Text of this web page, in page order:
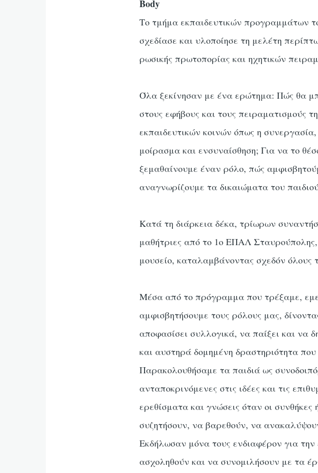
Body
Το τμήμα εκπαιδευτικών προγραμμάτων
σχεδίασε και υλοποίησε τη μελέτη
ρωσικής πρωτοπορίας και ηχητικών
Όλα ξεκίνησαν με ένα ερώτημα: Πώς θα
στους εφήβους και τους πειραματισμούς
εκπαιδευτικών κοινών όπως η
μοίρασμα και ενσυναίσθηση; Για να το
ξεμαθαίνουμε έναν ρόλο, πώς
αναγνωρίζουμε τα δικαιώματα του
Κατά τη διάρκεια δέκα, τρίωρων
μαθήτριες από το 1ο ΕΠΑΛ
μουσείο, καταλαμβάνοντας σχεδόν όλους
Μέσα από το πρόγραμμα που τρέξαμε,
αμφισβητήσουμε τους ρόλους μας,
αποφασίσει συλλογικά, να παίξει και να
και αυστηρά δομημένη δραστηριότητα
Παρακολουθήσαμε τα παιδιά ως
ανταποκρινόμενες στις ιδέες και τις
ερεθίσματα και γνώσεις όταν οι
συζητήσουν, να βαρεθούν, να
Εκδήλωσαν μόνα τους ενδιαφέρον για την
ασχοληθούν και να συνομιλήσουν με τα